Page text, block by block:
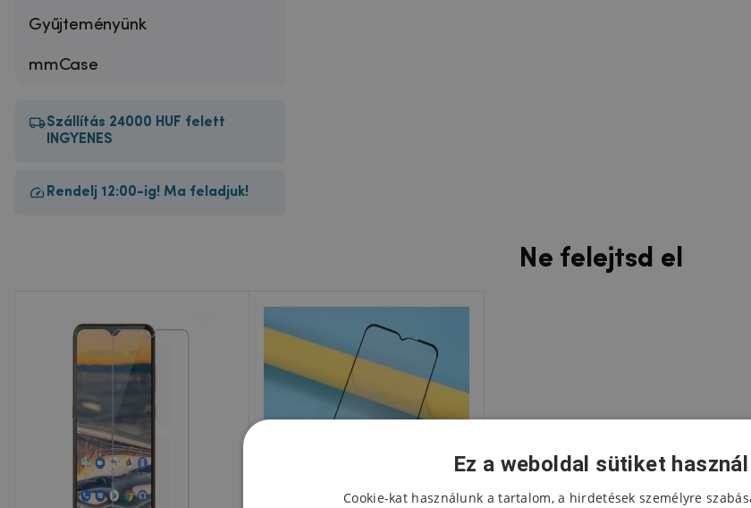
Gyűjteményünk
mmCase
Szállítás 24000 HUF felett
INGYENES
Rendelj 12:00-ig! Ma feladjuk!
Ne felejtsd el
Ez a weboldal sütiket használ
Cookie-kat használunk a tartalom, a hirdetések személyre